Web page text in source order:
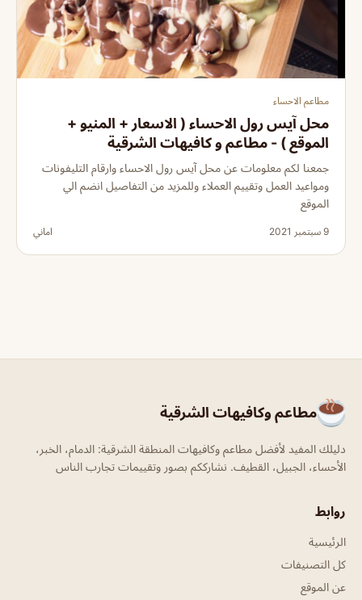
مطاعم الاحساء
محل آيس رول الاحساء ( الاسعار + المنيو +
الموقع ) - مطاعم و كافيهات الشرقية
جمعنا لكم معلومات عن محل آيس رول الاحساء وارقام التليفونات
ومواعيد العمل وتقييم العملاء وللمزيد من التفاصيل انضم الي
الموقع
9 سبتمبر 2021 اماني
مطاعم وكافيهات الشرقية
دليلك المفيد لأفضل مطاعم وكافيهات المنطقة الشرقية: الدمام، الخبر،
الأحساء، الجبيل، القطيف. نشارككم بصور وتقييمات تجارب الناس
روابط
الرئيسية
كل التصنيفات
عن الموقع